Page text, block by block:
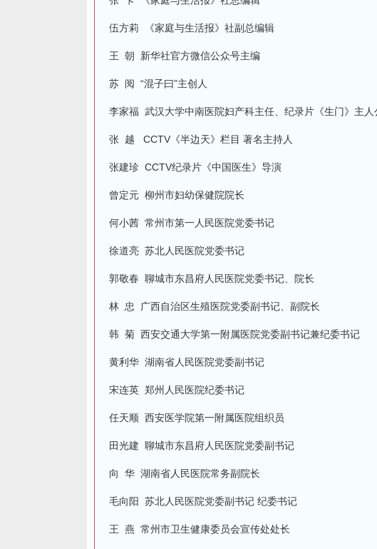
伍方莉 《家庭与生活报》社副总编辑
王 朝 新华社官方微信公众号主编
苏 阅 “混子曰”主创人
李家福 武汉大学中南医院妇产科主任、纪录片《生门》主人
张 越 CCTV《半边天》栏目 著名主持人
张建珍 CCTV纪录片《中国医生》导演
曾定元 柳州市妇幼保健院院长
何小茜 常州市第一人民医院党委书记
徐道亮 苏北人民医院党委书记
郭敬春 聊城市东昌府人民医院党委书记、院长
林 忠 广西自治区生殖医院党委副书记、副院长
韩 菊 西安交通大学第一附属医院党委副书记兼纪委书记
黄利华 湖南省人民医院党委副书记
宋连英 郑州人民医院纪委书记
任天顺 西安医学院第一附属医院组织员
田光建 聊城市东昌府人民医院党委副书记
向 华 湖南省人民医院常务副院长
毛向阳 苏北人民医院党委副书记 纪委书记
王 燕 常州市卫生健康委员会宣传处处长